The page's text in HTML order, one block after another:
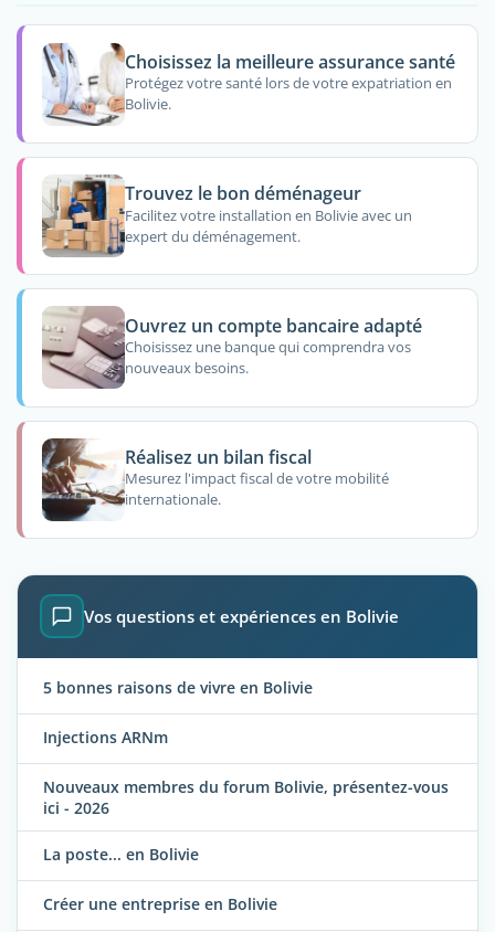
Choisissez la meilleure assurance santé
Protégez votre santé lors de votre expatriation en
Bolivie.
Trouvez le bon déménageur
Facilitez votre installation en Bolivie avec un
expert du déménagement.
Ouvrez un compte bancaire adapté
Choisissez une banque qui comprendra vos
nouveaux besoins.
Réalisez un bilan fiscal
Mesurez l'impact fiscal de votre mobilité
internationale.
Vos questions et expériences en Bolivie
5 bonnes raisons de vivre en Bolivie
Injections ARNm
Nouveaux membres du forum Bolivie, présentez-vous
ici - 2026
La poste... en Bolivie
Créer une entreprise en Bolivie